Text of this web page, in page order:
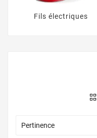
Fils électriques
Pertinence